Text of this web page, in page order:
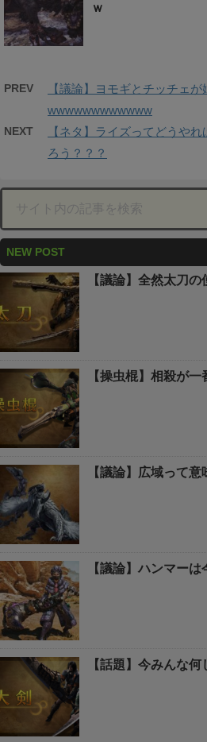
ｗ
PREV
【議論】ヨモギとチッチェ
wwwwwwwwwwww
NEXT
【ネタ】ライズってどうや
ろう？？？
NEW POST
【議論】全然太刀
【操虫棍】相殺が
【議論】広域って意
【議論】ハンマー
【話題】今みんな